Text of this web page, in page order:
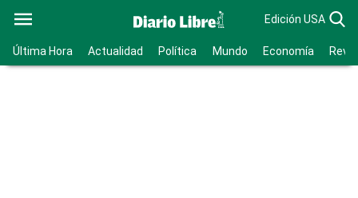
Edición USA
Última Hora Actualidad Política Mundo Economía